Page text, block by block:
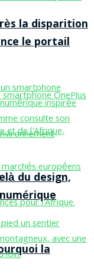
la
la disparition
le portail
du design,